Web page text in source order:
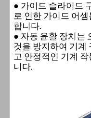
● 가이드 슬라이드
로 인한 가이드 어
합니다.
● 자동 윤활 장치는
것을 방지하여 기계
고 안정적인 기계
니다.